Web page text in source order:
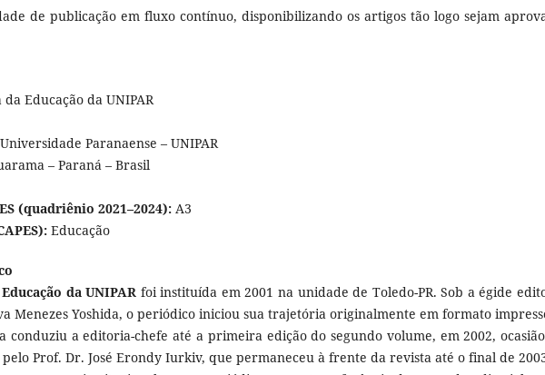
de publicação em fluxo contínuo, disponibilizando os artigos tão logo sejam
da Educação da UNIPAR
Universidade Paranaense – UNIPAR
– Paraná – Brasil
(quadriênio 2021–2024): A3
Educação
da UNIPAR foi instituída em 2001 na unidade de Toledo-PR. Sob a égide
Menezes Yoshida, o periódico iniciou sua trajetória originalmente em formato
conduziu a editoria-chefe até a primeira edição do segundo volume, em 2002,
Prof. Dr. José Erondy Iurkiv, que permaneceu à frente da revista até o final de